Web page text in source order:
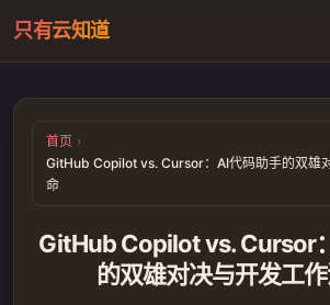
只有云知道
AI资讯
存档
首页
GitHub Copilot vs. Cursor：AI代码助手的双雄
命
GitHub Copilot vs. Cursor
的双雄对决与开发工